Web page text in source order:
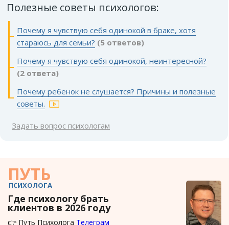
Полезные советы психологов:
Почему я чувствую себя одинокой в браке, хотя
стараюсь для семьи? (5 ответов)
Почему я чувствую себя одинокой, неинтересной?
(2 ответа)
Почему ребенок не слушается? Причины и полезные
советы.
Задать вопрос психологам
ПУТЬ
ПСИХОЛОГА
Где психологу брать
клиентов в 2026 году
👉 Путь Психолога Телеграм